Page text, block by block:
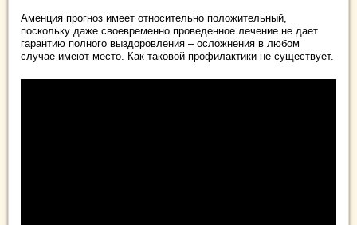
Аменция прогноз имеет относительно положительный,
поскольку даже своевременно проведенное лечение не дает
гарантию полного выздоровления – осложнения в любом
случае имеют место. Как таковой профилактики не существует.